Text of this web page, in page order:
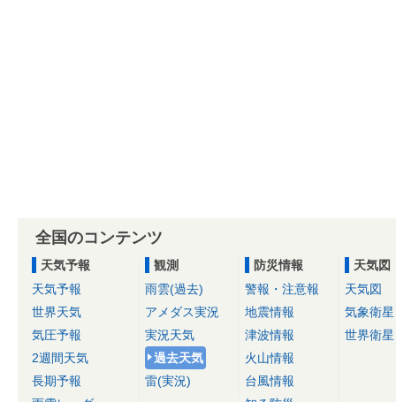
全国のコンテンツ
天気予報
天気予報
世界天気
気圧予報
2週間天気
長期予報
観測
雨雲(過去)
アメダス実況
実況天気
過去天気
雷(実況)
防災情報
警報・注意報
地震情報
津波情報
火山情報
台風情報
天気図
天気図
気象衛星
世界衛星